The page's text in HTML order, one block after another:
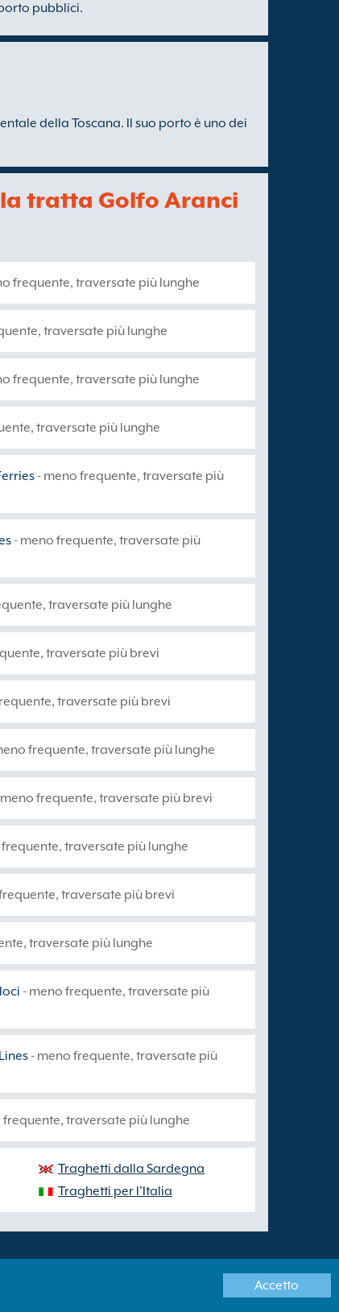
pubblici.
della Toscana. Il suo porto è uno dei
tratta Golfo Aranci
frequente, traversate più lunghe
traversate più lunghe
frequente, traversate più lunghe
traversate più lunghe
- meno frequente, traversate più
- meno frequente, traversate più
traversate più lunghe
traversate più brevi
traversate più brevi
frequente, traversate più lunghe
frequente, traversate più brevi
frequente, traversate più lunghe
traversate più brevi
traversate più lunghe
- meno frequente, traversate più
- meno frequente, traversate più
frequente, traversate più lunghe
Traghetti dalla Sardegna
Traghetti per l'Italia
10094124.
Accetto